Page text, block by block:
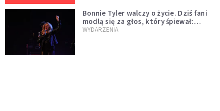
Bonnie Tyler walczy o życie. Dziś fani
modlą się za głos, który śpiewał:
"Lord, help me"
WYDARZENIA